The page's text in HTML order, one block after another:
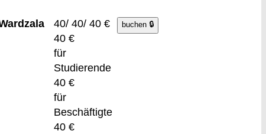
40/ 40/ 40 €
40 €
für
Studierende
40 €
für
Beschäftigte
40 €